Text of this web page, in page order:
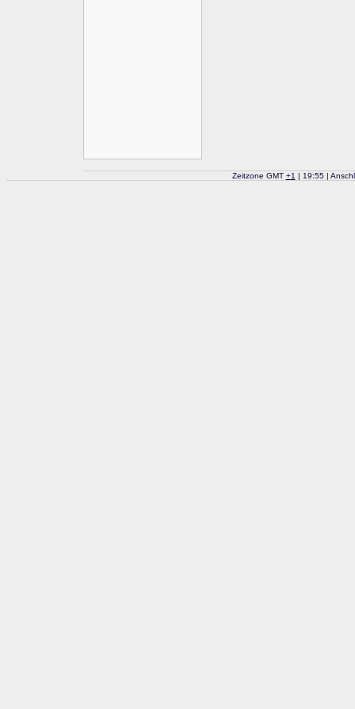
Zeitzone GMT +1 | 19:55 |